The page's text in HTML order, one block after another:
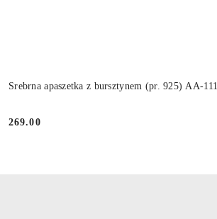
Srebrna apaszetka z bursztynem (pr. 925) AA-111
Cena:
269.00